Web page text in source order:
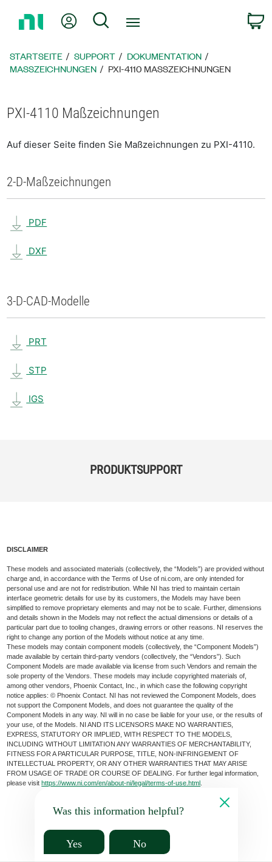
zur
Mein KontoSuche
STARTSEITE SUPPORT
DOKUMENTATION
MASSZEICHNUNGEN
PXI-4110 MASSZEICHNUNGEN
PXI-4110 Maßzeichnungen
Auf dieser Seite finden Sie Maßzeichnungen zu PXI-4110.
2-D-Maßzeichnungen
PDF
DXF
3-D-CAD-Modelle
PRT
STP
IGS
PRODUKTSUPPORT
DISCLAIMER
These models and associated materials (collectively, the “Models”) are provided without
charge and, in accordance with the Terms of Use of ni.com, are only intended for
personal use and are not for redistribution. While NI has tried to maintain certain
interface geometric details for use by its customers, the Models may have been
simplified to remove proprietary elements and may not be to scale. Further, dimensions
and details shown in the Models may not reflect the actual dimensions or details of a
particular part due to tooling changes, drawing errors or other reasons. NI reserves the
right to change any portion of the Models without notice at any time.
These models may contain component models (collectively, the “Component Models”)
made available by certain third-party vendors (collectively, the “Vendors”). Such
Component Models are made available via license from such Vendors and remain the
sole property of the Vendors. These models may include copyrighted materials of,
among other vendors, Phoenix Contact, Inc., in which case the following copyright
notice applies: © Phoenix Contact. NI has not reviewed the Component Models, does
not support the Component Models, and does not guarantee the quality of the
Component Models in any way. NI will in no case be liable for your use, or the results of
your use, of the Models. NI AND ITS LICENSORS MAKE NO WARRANTIES,
EXPRESS, STATUTORY OR IMPLIED, WITH RESPECT TO THE MODELS,
INCLUDING WITHOUT LIMITATION ANY WARRANTIES OF MERCHANTABILITY,
FITNESS FOR A PARTICULAR PURPOSE, TITLE, NON-INFRINGEMENT OF
INTELLECTUAL PROPERTY, OR ANY OTHER WARRANTIES THAT MAY ARISE
FROM USAGE OF TRADE OR COURSE OF DEALING. For further legal information,
please visithttps://www.ni.com/en/about-ni/legal/terms-of-use.html
Was this information helpful?
Yes No